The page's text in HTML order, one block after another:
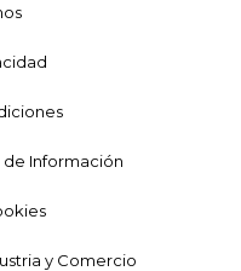
Información
y Comercio